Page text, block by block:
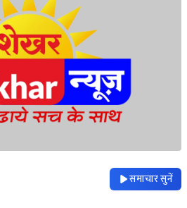
समाचार सुनें